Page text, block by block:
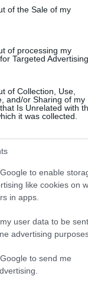
of the Sale of my
of processing my
Targeted Advertising.
of Collection, Use,
and/or Sharing of my
Is Unrelated with
it was collected.
to enable
like cookies on
in apps.
user data to be
advertising
to send me
United2026-08-15
adományoddal
hírek